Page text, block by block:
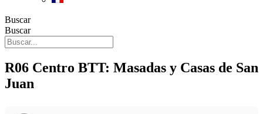
Buscar
Buscar
R06 Centro BTT: Masadas y Casas de San
Juan